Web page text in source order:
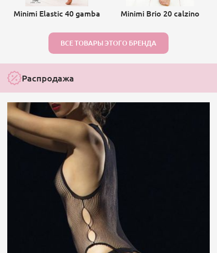
Minimi Elastic 40 gamba Minimi Brio 20 calzino
ВСЕ ТОВАРЫ ЭТОГО БРЕНДА
Распродажа